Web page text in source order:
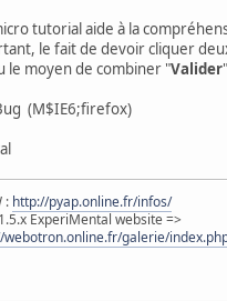
?>
echo
<?php
type="Submit"
"<br>";
$_POST["choix"]) {?>
for ($i=0;$i<count(
tutorial aide à la
le fait de devoir cliquer
le moyen de combiner "Valider
(M$IE6;firefox)
: http://pyap.online.fr/infos/
ExperiMental website =>
webotron.online.fr/galerie/